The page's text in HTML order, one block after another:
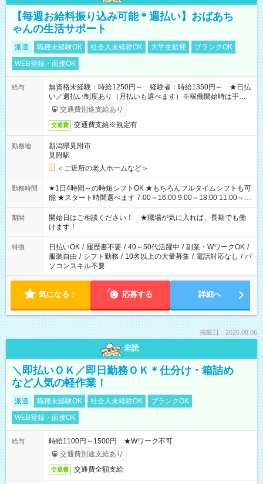
【毎週お給料振り込み可能＊週払い】おばあち
ゃんの生活サポート
派遣 職種未経験OK 社会人未経験OK 大学生歓迎
ブランクOK
WEB登録・面接OK
給与
無資格未経験：時給1250円～ 経験者：時給1350円～ ★日払
い／週払い制度あり（月払いも選べます）※稼働開始時は手続き
完了次第のお支払いとなります。
交通費別途支給あり
交通費 交通費支給※規定有
勤務地
新潟県見附市
見附駅
＜ご近所の老人ホームなど＞
勤務時間
★1日4時間～の時短シフトOK ★もちろんフルタイムシフトも可
能 ★スタート時間選べます 7:00～16:00 9:00～18:00 11:00～
20:00 など 残業なし！ ※Wワークの場合、他のお仕事と合わせ
週40時間超の就業はご案内できません ※法令に基づき、週20時
間以上勤務は社会保険への加入対象となります ※労働者派遣法
（日雇い派遣の原則禁止）により、短時間・短期間の就業はご
案内が難しい場合があります
期間
開始日はご相談ください！ ★職場が気に入れば、長期でも働
けます！
特徴 日払いOK / 履歴書不要 / 40～50代活躍中 / 副業・WワークOK /
服装自由 / シフト勤務 / 10名以上の大量募集 / 電話対応なし / パ
ソコンスキル不要
気になる！ 応募する 詳細へ
掲載日：2026.08.06
未読
＼即払いＯＫ／即日勤務ＯＫ＊仕分け・箱詰め
など人気の軽作業！
派遣 職種未経験OK 社会人未経験OK
ブランクOK
WEB登録・面接OK
給与
時給1100円～1500円 ★Wワーク不可
交通費別途支給あり
交通費 交通費全額支給